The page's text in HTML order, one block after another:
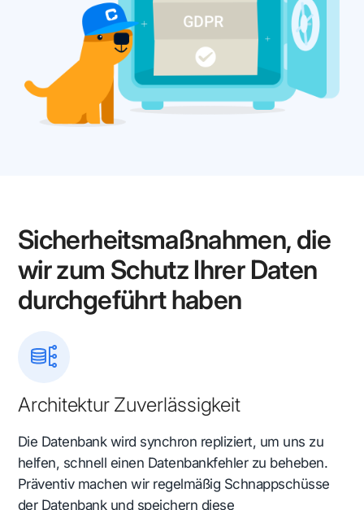
Sicherheitsmaßnahmen, die
wir zum Schutz Ihrer Daten
durchgeführt haben
Architektur Zuverlässigkeit
Die Datenbank wird synchron repliziert, um uns zu
helfen, schnell einen Datenbankfehler zu beheben.
Präventiv machen wir regelmäßig Schnappschüsse
der Datenbank und speichern diese